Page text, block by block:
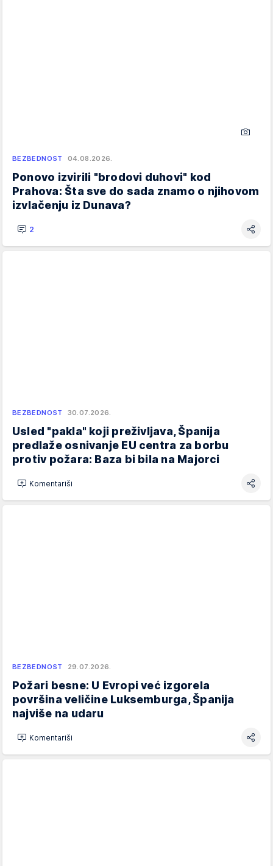
BEZBEDNOST 04.08.2026.
Ponovo izvirili "brodovi duhovi" kod
Prahova: Šta sve do sada znamo o njihovom
izvlačenju iz Dunava?
2
BEZBEDNOST 30.07.2026.
Usled "pakla" koji preživljava, Španija
predlaže osnivanje EU centra za borbu
protiv požara: Baza bi bila na Majorci
Komentariši
BEZBEDNOST 29.07.2026.
Požari besne: U Evropi već izgorela
površina veličine Luksemburga, Španija
najviše na udaru
Komentariši